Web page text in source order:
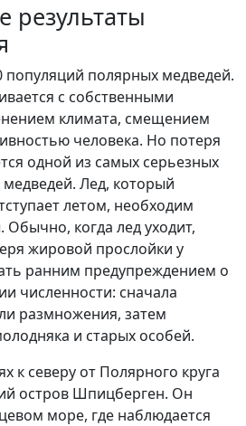
результаты
популяций полярных медведей.
с собственными
климата, смещением
человека. Но потеря
одной из самых серьезных
медведей. Лед, который
летом, необходим
когда лед уходит,
жировой прослойки у
ранним предупреждением о
численности: сначала
размножения, затем
и старых особей.
к северу от Полярного круга
остров Шпицберген. Он
море, где наблюдается